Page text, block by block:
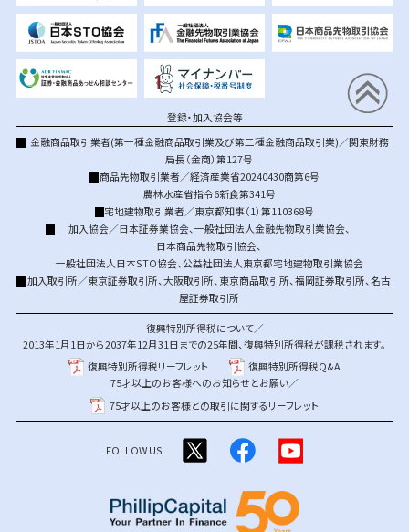
登録・加入協会等
金融商品取引業者(第一種金融商品取引業及び第二種金融商品取引業)／関東財務
局長（金商）第127号
商品先物取引業者／経済産業省20240430商第6号
農林水産省指令6新食第341号
宅地建物取引業者／東京都知事（1）第110368号
加入協会／日本証券業協会、一般社団法人金融先物取引業協会、
日本商品先物取引協会、
一般社団法人日本STO協会、公益社団法人東京都宅地建物取引業協会
加入取引所／東京証券取引所、大阪取引所、 東京商品取引所、福岡証券取引所、名古
屋証券取引所
復興特別所得税について／
2013年1月1日から2037年12月31日までの25年間、復興特別所得税が課税されます。
復興特別所得税リーフレット
復興特別所得税Q&A
75才以上のお客様へのお知らせとお願い／
75才以上のお客様との取引に関するリーフレット
FOLLOW US